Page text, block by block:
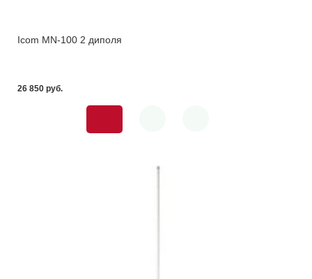
Icom MN-100 2 диполя
26 850 pуб.